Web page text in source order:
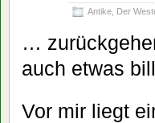
Antike Der
…
auch etwas
Vor mir liegt